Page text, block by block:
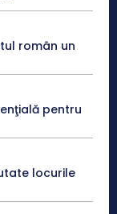
român un
pentru
locurile